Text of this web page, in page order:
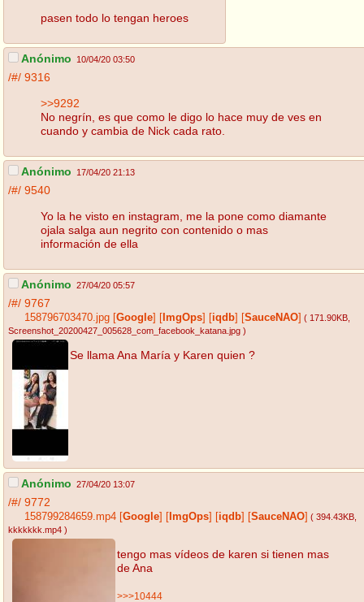
pasen todo lo tengan heroes
Anónimo 10/04/20 03:50
/#/ 9316
>>9292
No negrín, es que como le digo lo hace muy de ves en
cuando y cambia de Nick cada rato.
Anónimo 17/04/20 21:13
/#/ 9540
Yo la he visto en instagram, me la pone como diamante
ojala salga aun negrito con contenido o mas
información de ella
Anónimo 27/04/20 05:57
/#/ 9767
158796703470.jpg Google ImgOps iqdb SauceNAO ( 171.90KB
Screenshot_20200427_005628_com_facebook_katana.jpg )
Se llama Ana María y Karen quien ?
Anónimo 27/04/20 13:07
/#/ 9772
158799284659.mp4 Google ImgOps iqdb SauceNAO ( 394.43KB
kkkkkkk.mp4 )
tengo mas vídeos de karen si tienen mas
de Ana
>>>10444